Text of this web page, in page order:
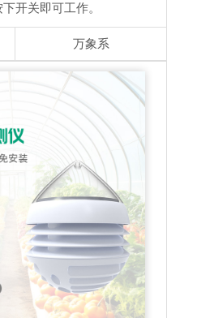
开关即可工作。
万象系